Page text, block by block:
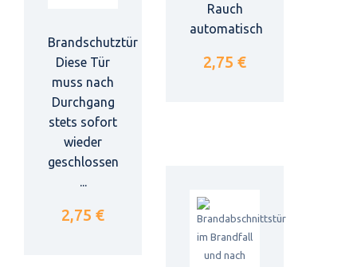
Brandschutztür
Diese Tür
muss nach
Durchgang
stets sofort
wieder
geschlossen
...
2,75 €
Rauch
automatisch
2,75 €